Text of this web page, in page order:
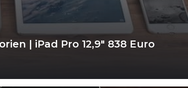
| iPad Pro 12,9″ 838 Euro